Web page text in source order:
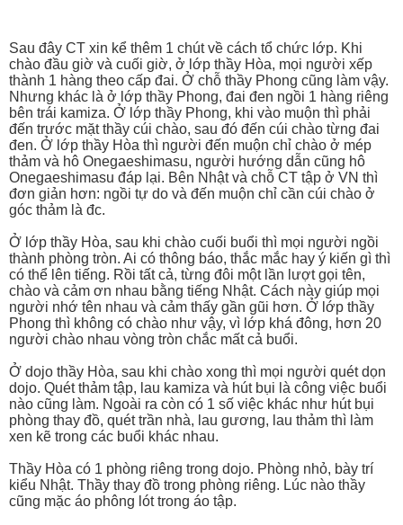
Sau đây CT xin kể thêm 1 chút về cách tổ chức lớp. Khi
chào đầu giờ và cuối giờ, ở lớp thầy Hòa, mọi người xếp
thành 1 hàng theo cấp đai. Ở chỗ thầy Phong cũng làm vậy.
Nhưng khác là ở lớp thầy Phong, đai đen ngồi 1 hàng riêng
bên trái kamiza. Ở lớp thầy Phong, khi vào muộn thì phải
đến trước mặt thầy cúi chào, sau đó đến cúi chào từng đai
đen. Ở lớp thầy Hòa thì người đến muộn chỉ chào ở mép
thảm và hô Onegaeshimasu, người hướng dẫn cũng hô
Onegaeshimasu đáp lại. Bên Nhật và chỗ CT tập ở VN thì
đơn giản hơn: ngồi tự do và đến muộn chỉ cần cúi chào ở
góc thảm là đc.
Ở lớp thầy Hòa, sau khi chào cuối buổi thì mọi người ngồi
thành phòng tròn. Ai có thông báo, thắc mắc hay ý kiến gì thì
có thể lên tiếng. Rồi tất cả, từng đôi một lần lượt gọi tên,
chào và cảm ơn nhau bằng tiếng Nhật. Cách này giúp mọi
người nhớ tên nhau và cảm thấy gần gũi hơn. Ở lớp thầy
Phong thì không có chào như vậy, vì lớp khá đông, hơn 20
người chào nhau vòng tròn chắc mất cả buổi.
Ở dojo thầy Hòa, sau khi chào xong thì mọi người quét dọn
dojo. Quét thảm tập, lau kamiza và hút bụi là công việc buổi
nào cũng làm. Ngoài ra còn có 1 số việc khác như hút bụi
phòng thay đồ, quét trần nhà, lau gương, lau thảm thì làm
xen kẽ trong các buổi khác nhau.
Thầy Hòa có 1 phòng riêng trong dojo. Phòng nhỏ, bày trí
kiểu Nhật. Thầy thay đồ trong phòng riêng. Lúc nào thầy
cũng mặc áo phông lót trong áo tập.